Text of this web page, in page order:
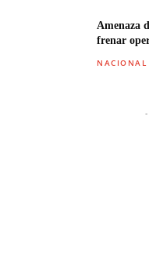
Amenaza
frenar
NACIONAL
-